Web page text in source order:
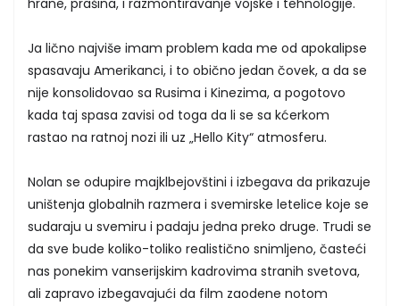
hrane, prašina, i razmontiravanje vojske i tehnologije.
Ja lično najviše imam problem kada me od apokalipse
spasavaju Amerikanci, i to obično jedan čovek, a da se
nije konsolidovao sa Rusima i Kinezima, a pogotovo
kada taj spasa zavisi od toga da li se sa kćerkom
rastao na ratnoj nozi ili uz „Hello Kity“ atmosferu.
Nolan se odupire majklbejovštini i izbegava da prikazuje
uništenja globalnih razmera i svemirske letelice koje se
sudaraju u svemiru i padaju jedna preko druge. Trudi se
da sve bude koliko-toliko realistično snimljeno, časteći
nas ponekim vanserijskim kadrovima stranih svetova,
ali zapravo izbegavajući da film zaodene notom